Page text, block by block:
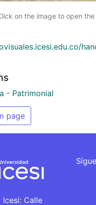
on the image to open
- Patrimonial
page
Icesi: Calle